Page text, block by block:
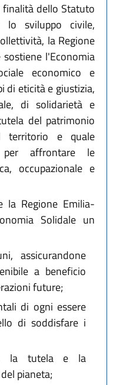
dello Statuto
lo sviluppo civile,
la Regione
l'Economia
economico e
di eticità e giustizia,
di solidarietà e
del patrimonio
territorio e quale
per affrontare le
occupazionale e
la Regione Emilia-
Solidale un
assicurandone
a beneficio
future;
di ogni essere
di soddisfare i
la tutela e la
pianeta;